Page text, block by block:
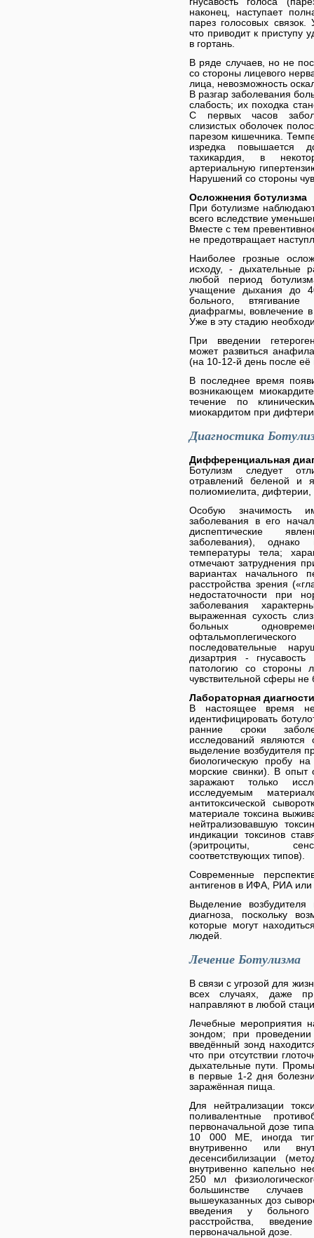
наконец, наступает
парез голосовых связок.
что приводит к приступу
в гортань.
В ряде случаев, но не
со стороны лицевого
лица, невозможность
В разгар заболевания
слабость; их походка
С первых часов
слизистых оболочек
парезом кишечника.
изредка повышается
тахикардия, в
артериальную
Нарушений со стороны
Осложнения ботулизма
При ботулизме
всего вследствие
Вместе с тем
не предотвращает
Наиболее грозные
исходу, - дыхательные
любой период
учащение дыхания до
больного,
диафрагмы, вовлечение
Уже в эту стадию
При введении
может развиться
(на 10-12-й день после её
В последнее время
возникающем
течение по
миокардитом при
Диагностика
Дифференциальная
Ботулизм следует
отравлений беленой и
полиомиелита, дифтерии,
Особую значимость
заболевания в его
диспептические
заболевания),
температуры тела;
отмечают затруднения
вариантах начального
расстройства зрения
недостаточности при
заболевания
выраженная сухость
больных
последовательные
дизартрия -
патологию со стороны
чувствительной сферы не
Лабораторная
В настоящее время
идентифицировать
ранние сроки
исследований являются
выделение возбудителя
биологическую пробу
морские свинки). В
заражают только
исследуемым
антитоксической
материале токсина
нейтрализовавшую
индикации токсинов
(эритроциты,
соответствующих типов).
Современные
антигенов в ИФА, РИА
Выделение
диагноза, поскольку
которые могут
людей.
Лечение Ботулизма
В связи с угрозой для
всех случаях, даже
направляют в любой
Лечебные мероприятия
зондом; при
введённый зонд
что при отсутствии
дыхательные пути.
в первые 1-2 дня
заражённая пища.
Для нейтрализации
поливалентные
первоначальной дозе
10 000 ME, иногда
внутривенно или
десенсибилизации
внутривенно капельно
250 мл
большинстве случаев
вышеуказанных доз
введения у больного
расстройства,
первоначальной дозе.